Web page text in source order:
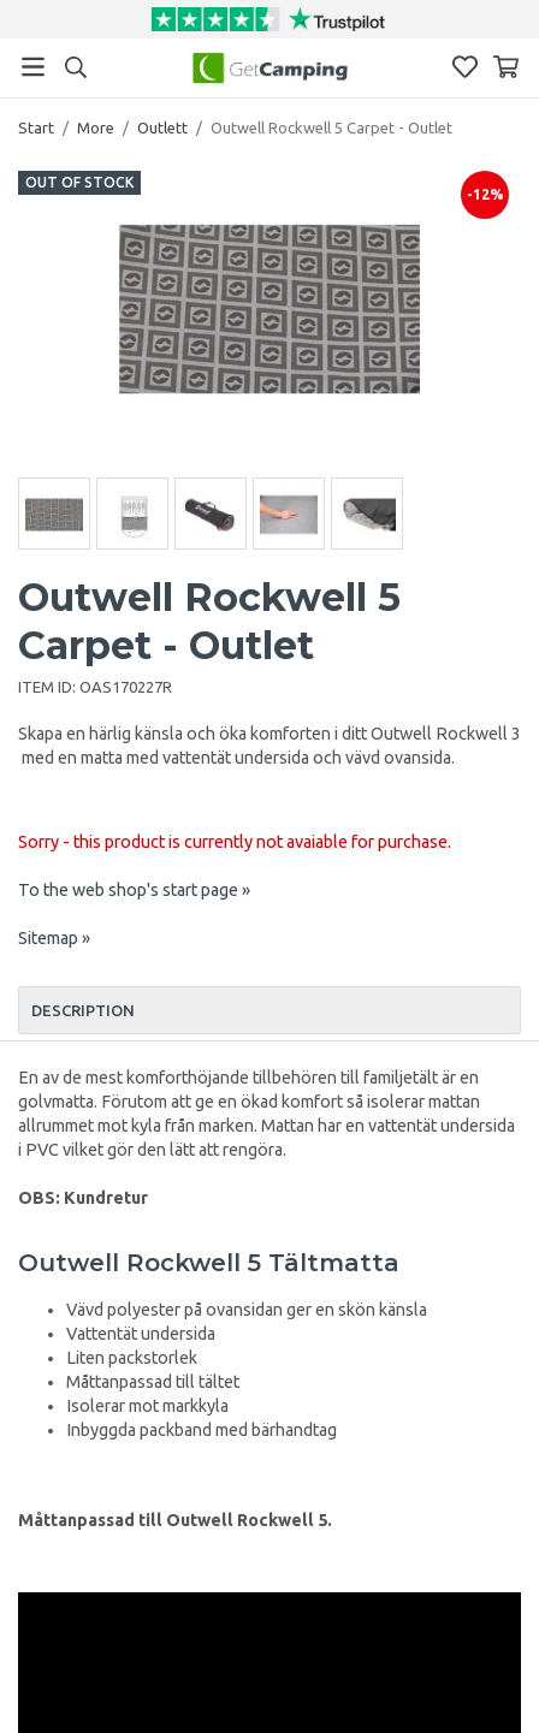
Start / More / Outlett / Outwell Rockwell 5 Carpet - Outlet
OUT OF STOCK
-12%
Outwell Rockwell 5
Carpet - Outlet
ITEM ID: OAS170227R
Skapa en härlig känsla och öka komforten i ditt Outwell Rockwell 3
med en matta med vattentät undersida och vävd ovansida.
Sorry - this product is currently not avaiable for purchase.
To the web shop's start page »
Sitemap »
DESCRIPTION
En av de mest komforthöjande tillbehören till familjetält är en
golvmatta. Förutom att ge en ökad komfort så isolerar mattan
allrummet mot kyla från marken. Mattan har en vattentät undersida
i PVC vilket gör den lätt att rengöra.
OBS: Kundretur
Outwell Rockwell 5 Tältmatta
Vävd polyester på ovansidan ger en skön känsla
Vattentät undersida
Liten packstorlek
Måttanpassad till tältet
Isolerar mot markkyla
Inbyggda packband med bärhandtag
Måttanpassad till Outwell Rockwell 5.